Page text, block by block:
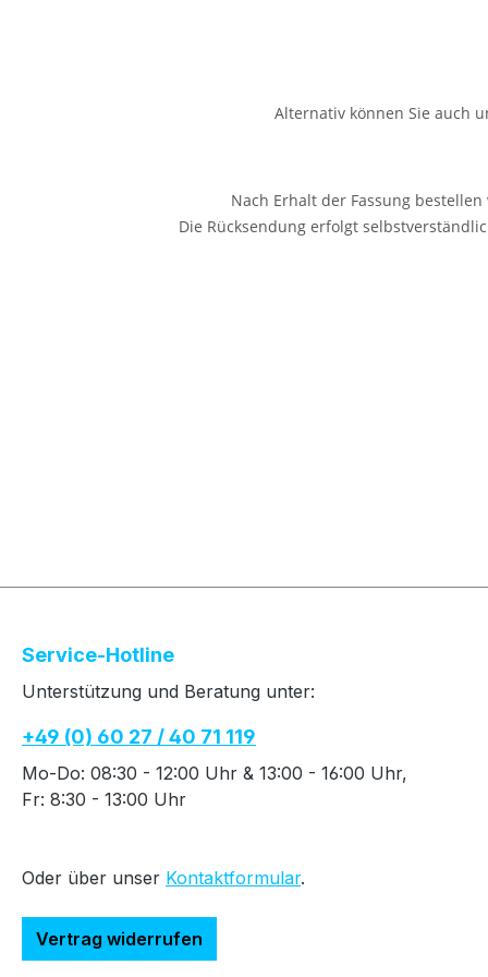
Alternativ können Sie auch
Nach Erhalt der Fassung
Die Rücksendung erfolgt
Service-Hotline
Unterstützung und Beratung unter:
+49 (0) 60 27 / 40 71 119
Mo-Do: 08:30 - 12:00 Uhr & 13:00 - 16:00 Uhr,
Fr: 8:30 - 13:00 Uhr
Oder über unser Kontaktformular.
Vertrag widerrufen